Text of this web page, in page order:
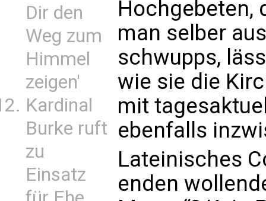
Dir den
Weg zum
Himmel
zeigen'
Kardinal
Burke ruft
zu
Einsatz
Hochgebeten,
man selber
schwupps,
wie sie die
mit
ebenfalls
Lateinisches
enden